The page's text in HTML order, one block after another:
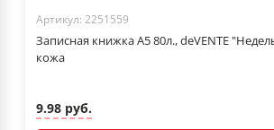
Артикул: 2251559
Записная книжка А5 80л., deVENTE
кожа
9.98 руб.